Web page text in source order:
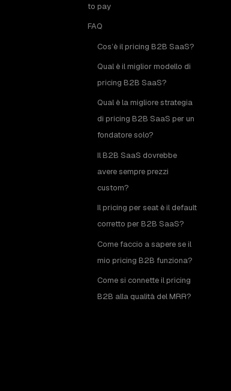
to pay
FAQ
Cos’è il pricing B2B SaaS?
Qual è il miglior modello di
pricing B2B SaaS?
Qual è la migliore strategia
di pricing B2B SaaS per un
fondatore solo?
Il B2B SaaS dovrebbe
avere sempre prezzi
custom?
Il pricing per seat è il default
corretto per B2B SaaS?
Come faccio a sapere se il
mio pricing B2B funziona?
Come si connette il pricing
B2B alla qualità del MRR?